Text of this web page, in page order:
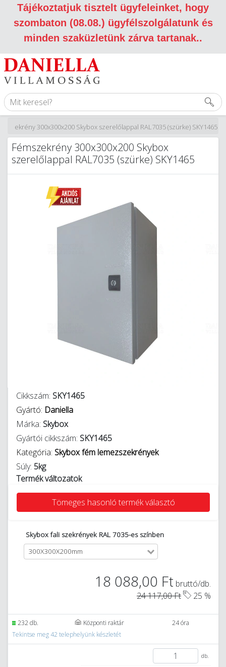
Tájékoztatjuk tisztelt ügyfeleinket, hogy
szombaton (08.08.) ügyfélszolgálatunk és
minden szaküzletünk zárva tartanak..
300x300x200 Skybox szerelőlappal RAL7035 (szürke) SKY1465
Fémszekrény 300x300x200 Skybox
szerelőlappal RAL7035 (szürke) SKY1465
Cikkszám: SKY1465
Gyártó: Daniella
Márka: Skybox
Gyártói cikkszám: SKY1465
Kategória: Skybox fém lemezszekrények
Súly: 5kg
Termék változatok
Tömeges hasonló termék választó
Skybox fali szekrények RAL 7035-es színben
300X300X200mm
18 088,00 Ft bruttó/db.
24 117,00 Ft
25 %
232 db. Központi raktár
24 óra
Tekintse meg 42 telephelyünk készletét
db.